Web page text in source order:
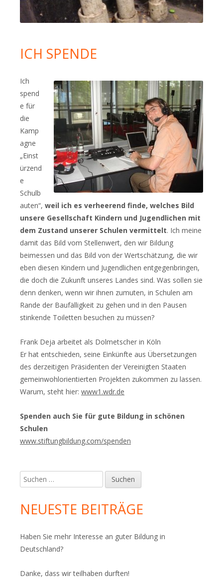
ICH SPENDE
Ich
spend
e für
die
Kamp
agne
„Einst
ürzend
e
Schulb
auten“, weil ich es verheerend finde, welches Bild
unsere Gesellschaft Kindern und Jugendlichen mit
dem Zustand unserer Schulen vermittelt. Ich meine
damit das Bild vom Stellenwert, den wir Bildung
beimessen und das Bild von der Wertschätzung, die wir
eben diesen Kindern und Jugendlichen entgegenbringen,
die doch die Zukunft unseres Landes sind. Was sollen sie
denn denken, wenn wir ihnen zumuten, in Schulen am
Rande der Baufälligkeit zu gehen und in den Pausen
stinkende Toiletten besuchen zu müssen?
Frank Deja arbeitet als Dolmetscher in Köln
Er hat entschieden, seine Einkünfte aus Übersetzungen
des derzeitigen Präsidenten der Vereinigten Staaten
gemeinwohlorientierten Projekten zukommen zu lassen.
Warum, steht hier: www1.wdr.de
Spenden auch Sie für gute Bildung in schönen
Schulen
www.stiftungbildung.com/spenden
Suchen
nach:
NEUESTE BEITRÄGE
Haben Sie mehr Interesse an guter Bildung in
Deutschland?
Danke, dass wir teilhaben durften!